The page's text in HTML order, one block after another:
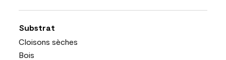
Substrat
Cloisons sèches
Bois